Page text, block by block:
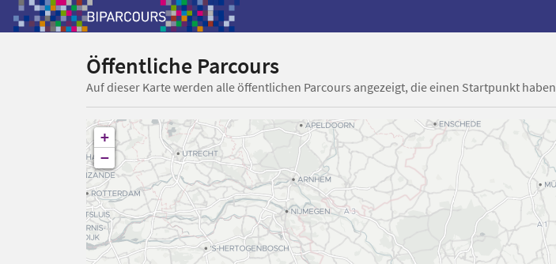
Öffentliche Parcours
Auf dieser Karte werden alle öffentlichen Parcours angezeigt, die einen Startpunkt haben
+
−